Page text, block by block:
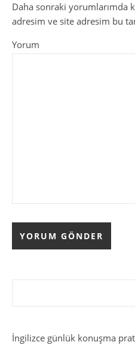
Daha sonraki yorumlarımda
adresim ve site adresim bu
Yorum
İngilizce günlük konuşma